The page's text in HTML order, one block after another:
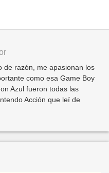
de razón, me apasionan los
como esa Game Boy
Azul fueron todas las
Acción que leí de